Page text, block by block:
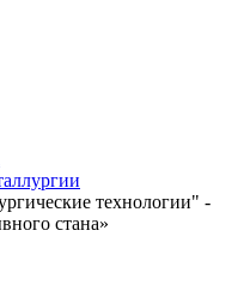
технологии" -
стана»